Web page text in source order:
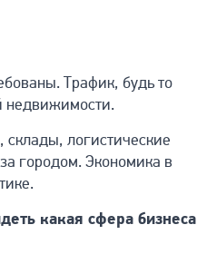
Трафик, будь то
недвижимости.
склады, логистические
городом. Экономика в
какая сфера бизнеса